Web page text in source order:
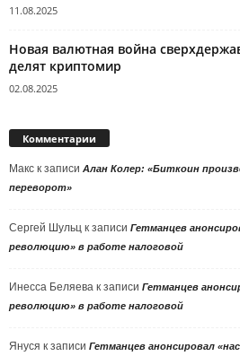
11.08.2025
Новая валютная война
делят криптомир
02.08.2025
Комментарии
Макс к записи Алан Колер: «Биткоин
переворот»
Сергей Шульц к записи Гетманцев
революцию» в работе налоговой
Инесса Беляева к записи Гетманцев
революцию» в работе налоговой
Януся к записи Гетманцев анонсировал